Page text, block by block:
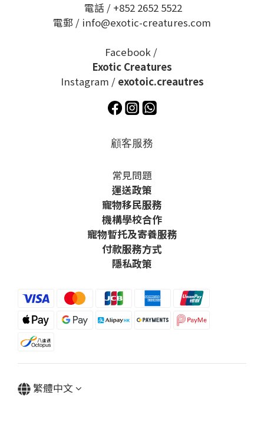
電話 / +852 2652 5522
電郵 / info@exotic-creatures.com
Facebook /
Exotic Creatures
Instagram / exotoic.creautres
顧客服務
常見問題
運送政策
寵物移民服務
機構學校合作
寵物暫托及寄養服務
付款服務方式
隱私政策
繁體中文